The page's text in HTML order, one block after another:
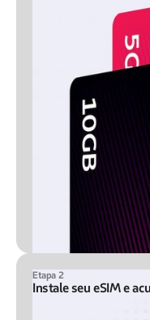
Etapa 2
Instale seu eSIM e